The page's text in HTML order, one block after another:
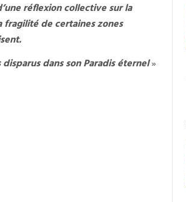
réflexion collective sur la
fragilité de certaines zones
dans son Paradis éternel»